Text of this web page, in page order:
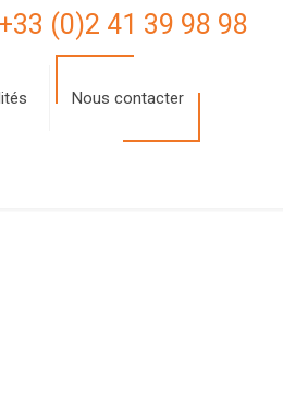
+33 (0)2 41 39 98 98
Nous contacter